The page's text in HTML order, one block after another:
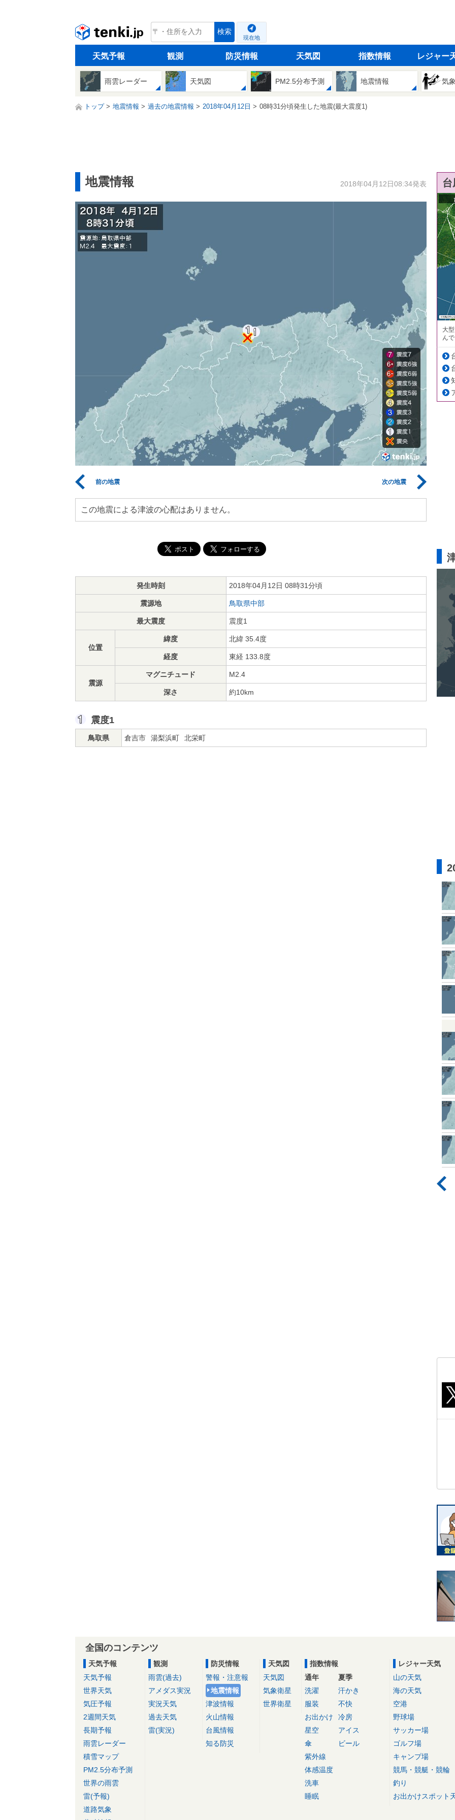
tenki.jp 検索
現在地
天気予報 観測 防災情報 天気図 指数情報 レジャー
雨雲レーダー 天気図 PM2.5分布予測 地震情報 気
トップ 地震情報 過去の地震情報 2018年04月12日 08時31分頃発生した地震(最大震度1)
地震情報 2018年04月12日08:34発表
前の地震 次の地震
この地震による津波の心配はありません。
発生時刻 2018年04月12日 08時31分頃
震源地 鳥取県中部
最大震度 震度1
位置
緯度 北緯 35.4度
経度 東経 133.8度
震源
マグニチュード M2.4
深さ 約10km
震度1
鳥取県 倉吉市 湯梨浜町 北栄町
大
ん
全国のコンテンツ
天気予報
天気予報
世界天気
気圧予報
2週間天気
長期予報
雨雲レーダー
積雪マップ
PM2.5分布予測
世界の雨雲
雷(予報)
道路気象
観測
雨雲(過去)
アメダス実況
実況天気
過去天気
雷(実況)
防災情報
警報・注意報
地震情報
津波情報
火山情報
台風情報
知る防災
天気図
天気図
気象衛星
世界衛星
指数情報
通年
洗濯
服装
お出かけ
星空
傘
紫外線
体感温度
洗車
睡眠
夏季
汗かき
不快
冷房
アイス
ビール
レジャー天気
山の天気
海の天気
空港
野球場
サッカー場
ゴルフ場
キャンプ場
競馬・競艇・競輪
釣り
お出かけスポット